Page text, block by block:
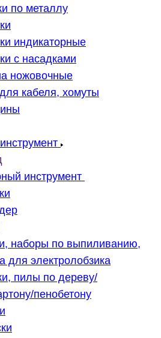
по металлу
индикаторные
с насадками
ножовочные
кабеля, хомуты
инструмент
наборы по выпиливанию,
для электролобзика
пилы по дереву/
пенобетону